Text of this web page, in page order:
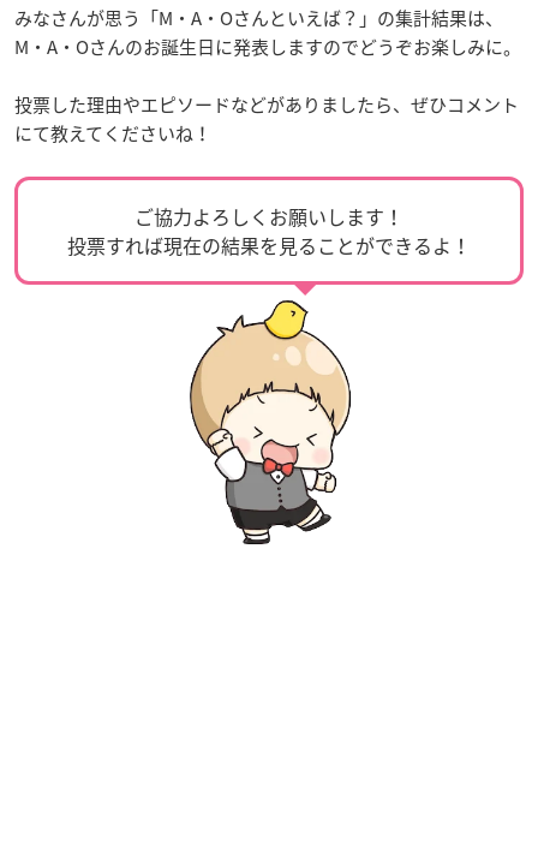
みなさんが思う「M・A・Oさんといえば？」の集計結果は、
M・A・Oさんのお誕生日に発表しますのでどうぞお楽しみに。
投票した理由やエピソードなどがありましたら、ぜひコメント
にて教えてくださいね！
ご協力よろしくお願いします！
投票すれば現在の結果を見ることができるよ！